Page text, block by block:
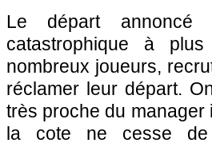
Le départ annoncé
catastrophique à
nombreux joueurs,
réclamer leur départ.
très proche du manager
la cote ne cesse de